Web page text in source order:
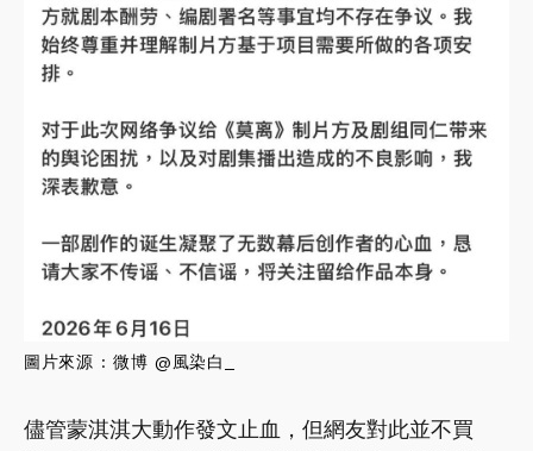
圖片來源 : 微博 @風染白_
儘管蒙淇淇大動作發文止血，但網友對此並不買